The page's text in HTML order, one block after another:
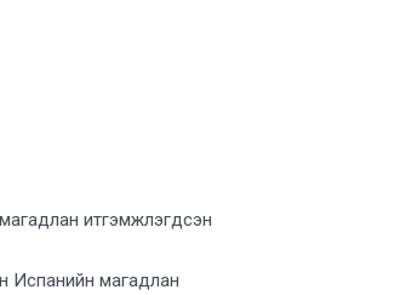
итгэмжлэгдсэн
Испанийн магадлан